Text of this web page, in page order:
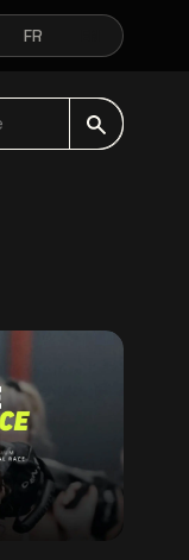
FRANÇAIS
FR ENGLISH